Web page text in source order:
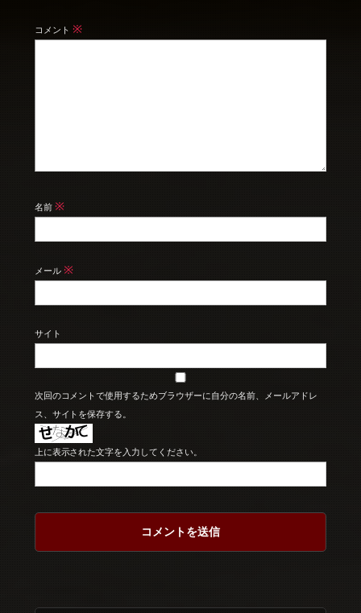
コメント ※
名前 ※
メール ※
サイト
次回のコメントで使用するためブラウザーに自分の名前、メールアドレ
ス、サイトを保存する。
上に表示された文字を入力してください。